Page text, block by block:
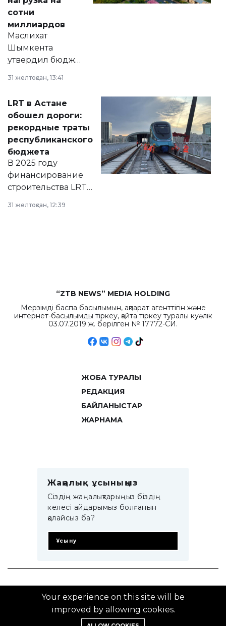
сотни
миллиардов
Маслихат
Шымкента
утвердил бюджет
2028 годы.
документ
появился в базе
нормативных
правовых актов и
на сайте маслихат
города.
31 желтоқсан, 13:41
LRT в Астане
обошел дороги:
рекордные траты
республиканского
бюджета
В 2025 году
финансирование
строительства LRT
республиканского
31 желтоқсан, 12:39
“ZTB NEWS” MEDIA HOLDING
Мерзімді баспа басылымын, ақпарат агенттігін және
интернет-басылымды тіркеу, қайта тіркеу туралы куәлік
03.07.2019 ж. берілген № 17772-СИ.
ЖОБА ТУРАЛЫ
РЕДАКЦИЯ
БАЙЛАНЫСТАР
ЖАРНАМА
Жаңалық ұсыныңыз
Сіздің жаңалықтарыңыз біздің
келесі айдарымыз болғанын
қалайсыз ба?
Ұсыну
© 2014–2025 ZTB.KZ
Your experience on this site will be
improved by allowing cookies.